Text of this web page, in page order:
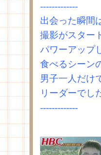
-------------
出会った瞬間
撮影がスター
パワーアップ
食べるシーン
男子一人だけ
リーダーでし
-------------